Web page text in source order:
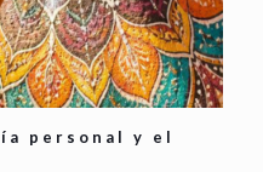
personal y el